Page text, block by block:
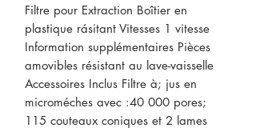
Filtre pour Extraction Boîtier en
plastique rásitant Vitesses 1 vitesse
Information supplémentaires Pièces
amovibles résistant au lave-vaisselle
Accessoires Inclus Filtre à; jus en
microméches avec :40 000 pores;
115 couteaux coniques et 2 lames